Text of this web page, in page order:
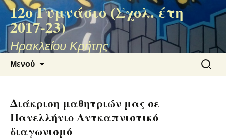
12ο Γυμνάσιο (Σχολ. έτη
2017-23)
Ηρακλείου Κρήτης
Μενού
για:
Διάκριση μαθητριών μας σε
Πανελλήνιο Αντκαπνιστικό
διαγωνισμό